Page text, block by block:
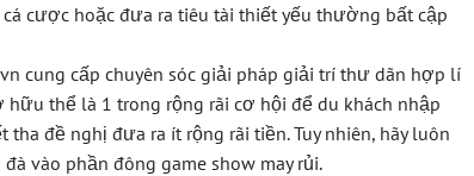
cược hoặc đưa ra tiêu tài thiết yếu thường bất cập
cung cấp chuyên sóc giải pháp giải trí thư dãn hợp lí
thể là 1 trong rộng rãi cơ hội để du khách nhập
đề nghị đưa ra ít rộng rãi tiền. Tuy nhiên, hãy luôn
vào phần đông game show may rủi.